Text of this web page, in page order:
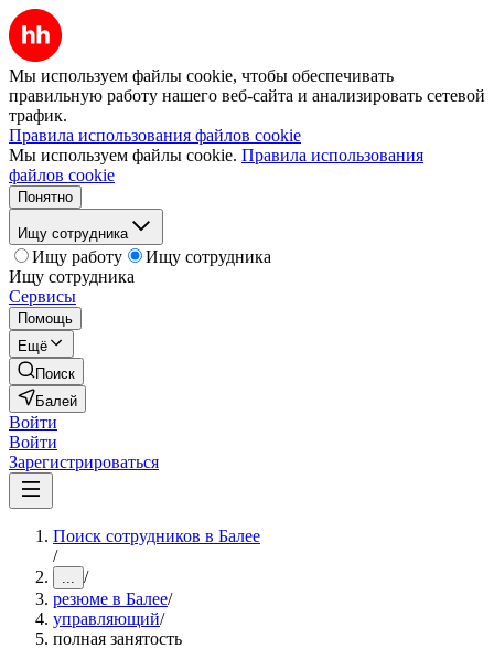
Мы используем файлы cookie, чтобы обеспечивать
правильную работу нашего веб-сайта и анализировать сетевой
трафик.
Правила использования файлов cookie
Мы используем файлы cookie. Правила использования
файлов cookie
Понятно
Ищу сотрудника
Ищу работу
Ищу сотрудника
Ищу сотрудника
Сервисы
Помощь
Ещё
Поиск
Балей
Войти
Войти
Зарегистрироваться
Поиск сотрудников в Балее
/
... /
резюме в Балее/
управляющий/
полная занятость